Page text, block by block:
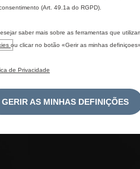
(Art. 49.1a do RGPD).
saber mais sobre as ferramentas que
ou clicar no botão «Gerir as minhas definiçoes».
de Privacidade
GERIR AS MINHAS DEFINIÇÕES